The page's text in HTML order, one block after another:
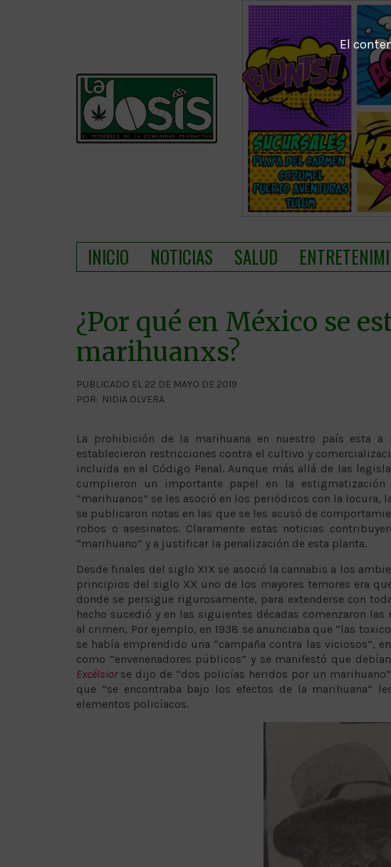
El
INICIO NOTICIAS SALUD
¿Por qué en México se
marihuanxs?
PUBLICADO EL 22 DE MAYO DE 2019
POR: NIDIA OLVERA
La prohibición de la marihuana en nuestro país esta
establecieron restricciones contra el cultivo y
incluida en el Código Penal. Aunque más allá de las
cumplieron un importante papel en la
“marihuanos” se les asoció en los periódicos con la
se publicaron notas en las que se les acusó de
robos o asesinatos. Claramente estas noticias
“marihuano” y a justificar la penalización de esta planta.
Desde finales del siglo XIX se asoció la cannabis a los
principios del siglo XX uno de los mayores temores era
donde se persigue rigurosamente, para extenderse con
hecho sucedió y en las siguientes décadas comenzaron
al crimen, Por ejemplo, en 1938 se anunciaba que “las
se había emprendido una “campaña contra las viciosos”,
como “envenenadores públicos” y se manifestó que
Excélsior se dijo de “dos policías heridos por un
que “se encontraba bajo los efectos de la marihuana”
elementos policíacos.